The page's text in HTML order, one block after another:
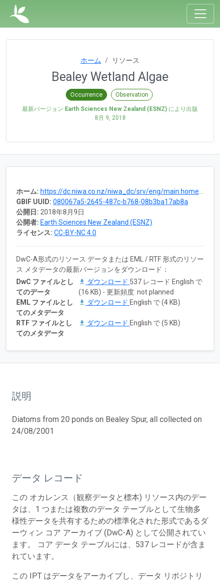
ホーム リソース
Bealey Wetland Algae
Occurrence Observation
最新バージョン Earth Sciences New Zealand (ESNZ) により出版
8月 9, 2018
ホーム: https://dc.niwa.co.nz/niwa_dc/srv/eng/main.home?uuid=b6b2d41e-bc90-cea2-3704-995ec09fede7
GBIF UUID: 080067a5-2645-487c-b768-08b3ba17ab8a
公開日: 2018年8月9日
公開者: Earth Sciences New Zealand (ESNZ)
ライセンス: CC-BY-NC 4.0
DwC-A形式のリソース データまたは EML / RTF 形式のリソー
ス メタデータの最新バージョンをダウンロード：
DwC ファイルとし
てのデータ
ダウンロード 537 レコード English で
(16 KB) - 更新頻度: not planned
EML ファイルとし
てのメタデータ
ダウンロード English で (4 KB)
RTF ファイルとし
てのメタデータ
ダウンロード English で (5 KB)
説明
Diatoms from 20 ponds on Bealey Spur, all collected on
24/08/2001
データ レコード
この オカレンス（観察データと標本) リソース内のデー
タは、1 つまたは複数のデータ テーブルとして生物多
様性データを共有するための標準化された形式であるダ
ーウィン コア アーカイブ (DwC-A) として公開されてい
ます。 コア データ テーブルには、537 レコードが含ま
れています。
この IPT はデータをアーカイブし、データ リポジトリ